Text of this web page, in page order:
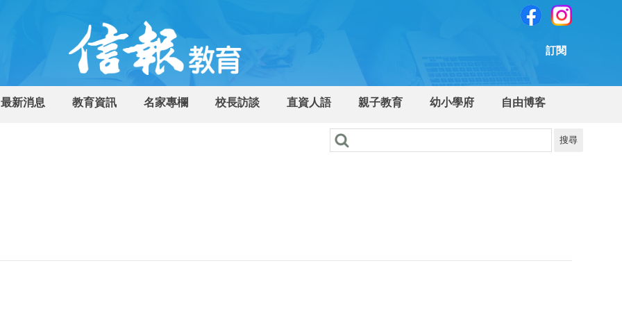
訂閱
最新消息 教育資訊 名家專欄 校長訪談 直資人語 親子教育 幼小學府 自由博客
搜尋